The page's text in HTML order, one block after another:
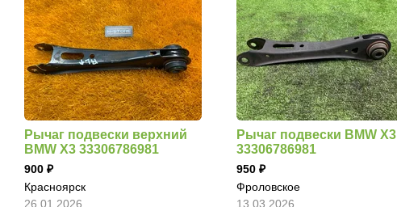
Рычаг подвески верхний
BMW X3 33306786981
900
Красноярск
26.01.2026
Рычаг подвески BMW X3
33306786981
950
Фроловское
13.03.2026